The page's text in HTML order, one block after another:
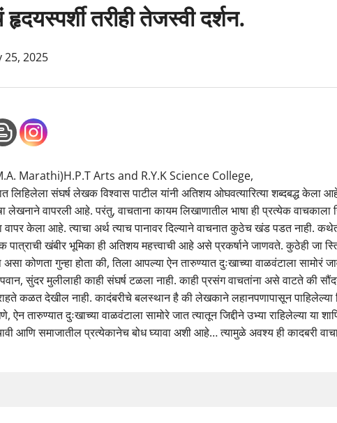
तरीही तेजस्वी दर्शन.
25, 2025
Marathi)H.P.T Arts and R.Y.K Science College,
लिहिलेला संघर्ष लेखक विश्वास पाटील यांनी अतिशय ओघवत्यारित्या शब्दबद्ध केला
लेखनाने वापरली आहे. परंतु, वाचताना कायम लिखाणातील भाषा ही प्रत्येक
वापर केला आहे. त्याचा अर्थ त्याच पानावर दिल्याने वाचनात कुठेच खंड पडत नाही.
खंबीर भूमिका ही अतिशय महत्त्वाची आहे असे प्रकर्षाने जाणवते. कुठेही जा
कोणता गुन्हा होता की, तिला आपल्या ऐन तारुण्यात दुःखाच्या वाळवंटाला सामोरं
सुंदर मुलीलाही काही संघर्ष टळला नाही. काही प्रसंग वाचतांना असे वाटते की
कळत देखील नाही. कादंबरीचे बलस्थान है की लेखकाने लहानपणापासून पाहिलेल्या
तारुण्यात दुःखाच्या वाळवंटाला सामोरे जात त्यातून जिद्दीने उभ्या राहिलेल्या या
आणि समाजातील प्रत्येकानेच बोध घ्यावा अशी आहे… त्यामुळे अवश्य ही कादबरी